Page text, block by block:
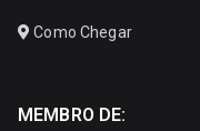
Como Chegar
MEMBRO DE: